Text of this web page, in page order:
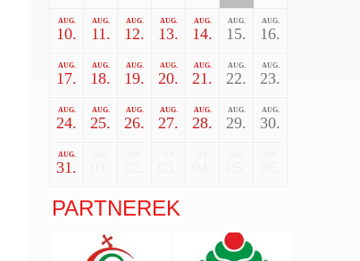
AUG.
10.
AUG.
11.
AUG.
12.
AUG.
13.
AUG.
14.
AUG.
15.
AUG.
16.
AUG.
17.
AUG.
18.
AUG.
19.
AUG.
20.
AUG.
21.
AUG.
22.
AUG.
23.
AUG.
24.
AUG.
25.
AUG.
26.
AUG.
27.
AUG.
28.
AUG.
29.
AUG.
30.
AUG.
31.
PARTNEREK